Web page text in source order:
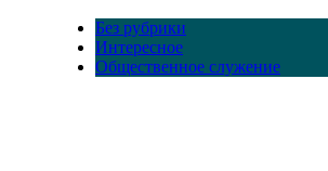
Без рубрики
Интересное
Общественное служение